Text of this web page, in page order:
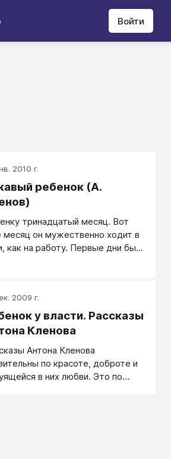
Войти
2010 г.
ребенок (А.
тринадцатый месяц. Вот
он мужественно ходит в
как на работу. Первые дни было
2009 г.
у власти. Рассказы
Кленова
Антона Кленова
по красоте, доброте и
в них любви. Это по